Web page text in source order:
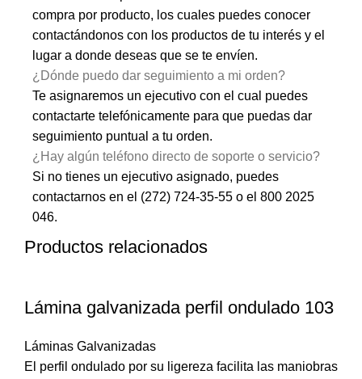
compra por producto, los cuales puedes conocer
contactándonos con los productos de tu interés y el
lugar a donde deseas que se te envíen.
¿Dónde puedo dar seguimiento a mi orden?
Te asignaremos un ejecutivo con el cual puedes
contactarte telefónicamente para que puedas dar
seguimiento puntual a tu orden.
¿Hay algún teléfono directo de soporte o servicio?
Si no tienes un ejecutivo asignado, puedes
contactarnos en el (272) 724-35-55 o el 800 2025
046.
Productos relacionados
Lámina galvanizada perfil ondulado 103
Láminas Galvanizadas
El perfil ondulado por su ligereza facilita las maniobras